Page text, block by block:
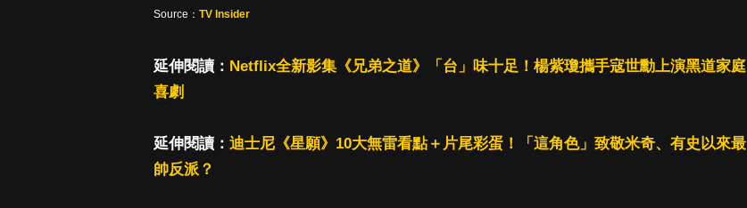
Source： TV Insider
延伸閱讀： Netflix全新影集《兄弟之道》「台」味十足！楊紫瓊攜手寇世勳上演黑道家庭
喜劇
延伸閱讀： 迪士尼《星願》10大無雷看點＋片尾彩蛋！「這角色」致敬米奇、有史以來最
帥反派？